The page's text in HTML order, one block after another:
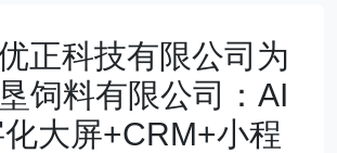
正科技有限公司为
饲料有限公司：AI
大屏+CRM+小程